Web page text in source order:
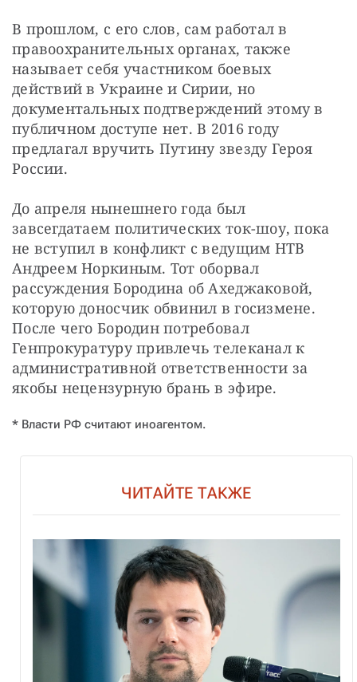
В прошлом, с его слов, сам работал в
правоохранительных органах, также
называет себя участником боевых
действий в Украине и Сирии, но
документальных подтверждений этому в
публичном доступе нет. В 2016 году
предлагал вручить Путину звезду Героя
России.
До апреля нынешнего года был
завсегдатаем политических ток-шоу, пока
не вступил в конфликт с ведущим НТВ
Андреем Норкиным. Тот оборвал
рассуждения Бородина об Ахеджаковой,
которую доносчик обвинил в госизмене.
После чего Бородин потребовал
Генпрокуратуру привлечь телеканал к
административной ответственности за
якобы нецензурную брань в эфире.
* Власти РФ считают иноагентом.
ЧИТАЙТЕ ТАКЖЕ